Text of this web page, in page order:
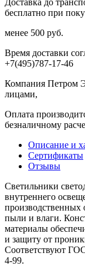
бесплатно при
менее 500 руб.
Время доставки
+7(495)787-17-46
Компания Петром
лицами,
Оплата
безналичному
Описание и
Сертификаты
Отзывы
Светильники
внутреннего
пыли и влаги.
материалы
и защиту от
Соответствуют
4-99.